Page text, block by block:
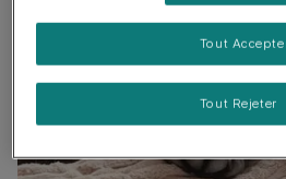
Tout Rejeter
Tout